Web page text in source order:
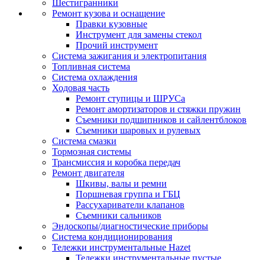
Шестигранники
Ремонт кузова и оснащение
Правки кузовные
Инструмент для замены стекол
Прочий инструмент
Система зажигания и электропитания
Топливная система
Система охлаждения
Ходовая часть
Ремонт ступицы и ШРУСа
Ремонт амортизаторов и стяжки пружин
Съемники подшипников и сайлентблоков
Съемники шаровых и рулевых
Система смазки
Тормозная системы
Трансмиссия и коробка передач
Ремонт двигателя
Шкивы, валы и ремни
Поршневая группа и ГБЦ
Рассухариватели клапанов
Съемники сальников
Эндоскопы/диагностические приборы
Система кондиционирования
Тележки инструментальные Hazet
Тележки инструментальные пустые